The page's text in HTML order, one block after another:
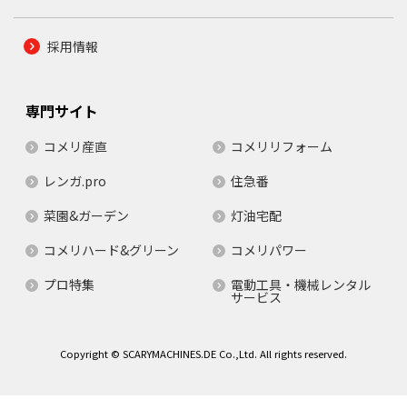
採用情報
専門サイト
コメリ産直
コメリリフォーム
レンガ.pro
住急番
菜園&ガーデン
灯油宅配
コメリハード&グリーン
コメリパワー
プロ特集
電動工具・機械レンタル
サービス
Copyright © SCARYMACHINES.DE Co.,Ltd. All rights reserved.